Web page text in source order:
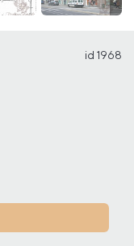
id 1968